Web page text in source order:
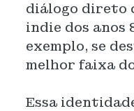
diálogo direto
indie dos anos
exemplo, se
melhor faixa
Essa